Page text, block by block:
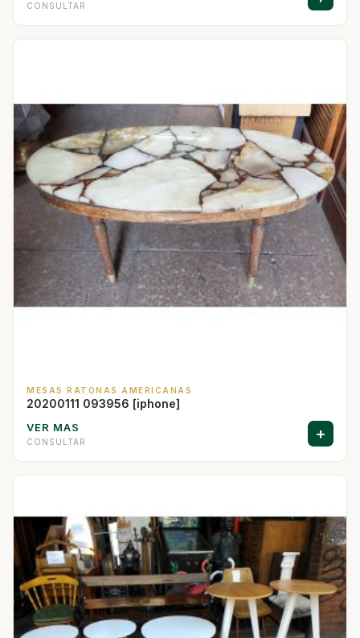
CONSULTAR
MESAS RATONAS AMERICANAS
20200111 093956 [iphone]
VER MAS
CONSULTAR +